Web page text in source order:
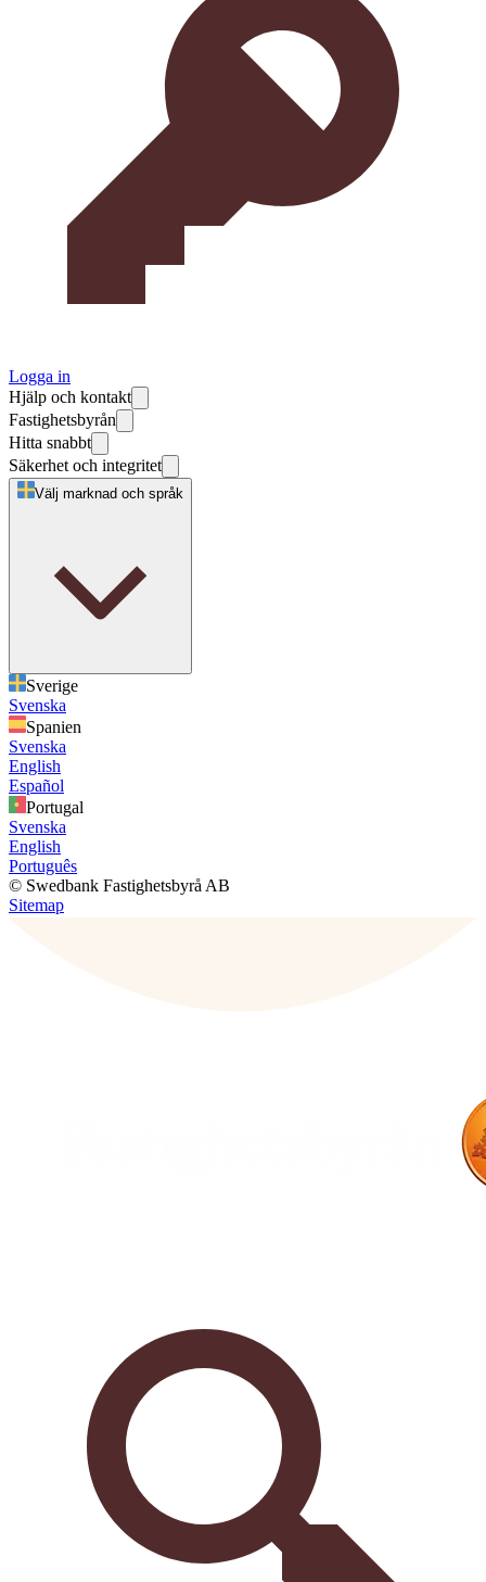
Logga in
Hjälp och kontakt
Fastighetsbyrån
Hitta snabbt
Säkerhet och integritet
Välj marknad och språk
Sverige
Svenska
Spanien
Svenska
English
Español
Portugal
Svenska
English
Português
© Swedbank Fastighetsbyrå AB
Sitemap